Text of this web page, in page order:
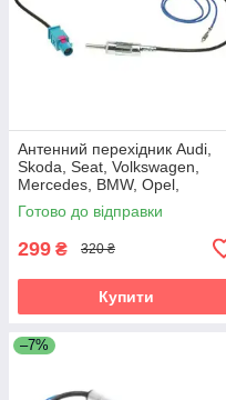
Антенний перехідник Audi,
Skoda, Seat, Volkswagen,
Mercedes, BMW, Opel,
Citroen, Peugeot, Renault ACV
1524-03
Готово до відправки
299 ₴ 320 ₴
Купити
–7%